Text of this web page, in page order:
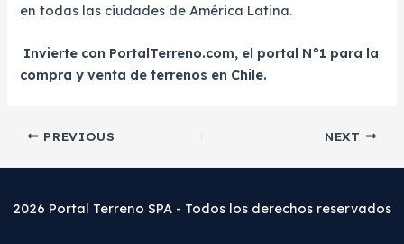
en todas las ciudades de América Latina.
Invierte con PortalTerreno.com, el portal N°1 para la
compra y venta de terrenos en Chile.
Post PREVIOUS NEXT
2026 Portal Terreno SPA - Todos los derechos reservados